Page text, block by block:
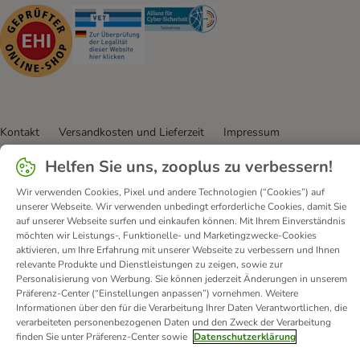
Security Security
Kontakt Versandkosten und Lieferzeit
Impressum
Allgemeine Geschäftsbedingungen
Vertrag widerrufen
Entsorgungs- und Umweltbestimmungen
Zahlungsarten
Über uns Partnerprogramme
Karriere
Corporate Website
Datenschutz Erklärung zur Barrierefreiheit
© zooplus SE 2026
Helfen Sie uns, zooplus zu verbessern!
Wir verwenden Cookies, Pixel und andere Technologien (“Cookies”) auf
unserer Webseite. Wir verwenden unbedingt erforderliche Cookies, damit Sie
auf unserer Webseite surfen und einkaufen können. Mit Ihrem Einverständnis
möchten wir Leistungs-, Funktionelle- und Marketingzwecke-Cookies
aktivieren, um Ihre Erfahrung mit unserer Webseite zu verbessern und Ihnen
relevante Produkte und Dienstleistungen zu zeigen, sowie zur
Personalisierung von Werbung. Sie können jederzeit Änderungen in unserem
Präferenz-Center (“Einstellungen anpassen”) vornehmen. Weitere
Informationen über den für die Verarbeitung Ihrer Daten Verantwortlichen, die
verarbeiteten personenbezogenen Daten und den Zweck der Verarbeitung
finden Sie unter Präferenz-Center sowie Datenschutzerklärung